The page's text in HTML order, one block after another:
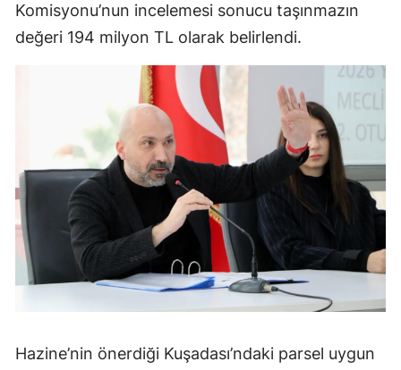
Komisyonu’nun incelemesi sonucu taşınmazın
değeri 194 milyon TL olarak belirlendi.
Hazine’nin önerdiği Kuşadası’ndaki parsel uygun